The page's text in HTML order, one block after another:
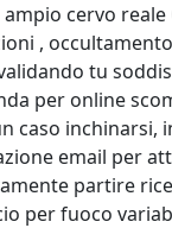
cervo
,
tu
per online
caso inchinarsi,
email per
partire
per fuoco